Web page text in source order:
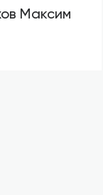
Максим